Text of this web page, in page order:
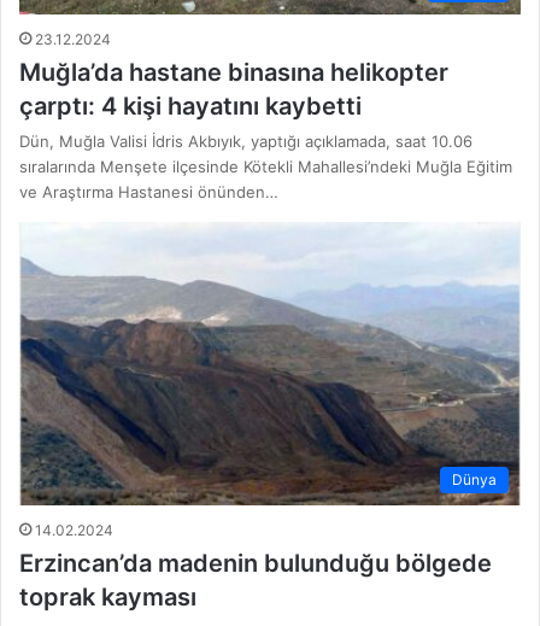
23.12.2024
Muğla’da hastane binasına helikopter
çarptı: 4 kişi hayatını kaybetti
Dün, Muğla Valisi İdris Akbıyık, yaptığı açıklamada, saat 10.06
sıralarında Menşete ilçesinde Kötekli Mahallesi’ndeki Muğla Eğitim
ve Araştırma Hastanesi önünden…
Dünya
14.02.2024
Erzincan’da madenin bulunduğu bölgede
toprak kayması